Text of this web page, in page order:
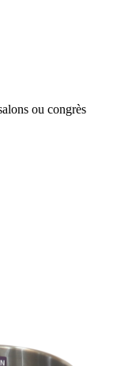
ou congrès